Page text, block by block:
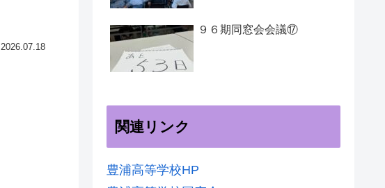
2026.07.18
９６期同窓会会議⑰
関連リンク
豊浦高等学校HP